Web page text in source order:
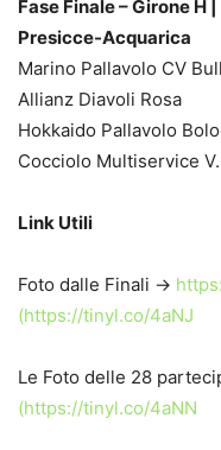
Fase Finale – Girone
Presicce-Acquarica
Marino Pallavolo CV
Allianz Diavoli Rosa
Hokkaido Pallavolo
Cocciolo Multiservice V.
Link Utili
Foto dalle Finali ->
(https://tinyl.co/4aNJ
Le Foto delle 28
(https://tinyl.co/4aNN